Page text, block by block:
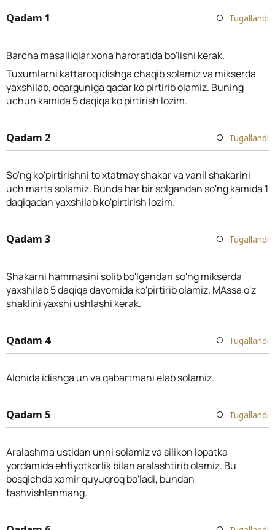
Qadam 1 Tugallandi
Barcha masalliqlar xona haroratida bo'lishi kerak.
Tuxumlarni kattaroq idishga chaqib solamiz va mikserda
yaxshilab, oqarguniga qadar ko'pirtirib olamiz. Buning
uchun kamida 5 daqiqa ko'pirtirish lozim.
Qadam 2 Tugallandi
So'ng ko'pirtirishni to'xtatmay shakar va vanil shakarini
uch marta solamiz. Bunda har bir solgandan so'ng kamida 1
daqiqadan yaxshilab ko'pirtirish lozim.
Qadam 3 Tugallandi
Shakarni hammasini solib bo'lgandan so'ng mikserda
yaxshilab 5 daqiqa davomida ko'pirtirib olamiz. MAssa o'z
shaklini yaxshi ushlashi kerak.
Qadam 4 Tugallandi
Alohida idishga un va qabartmani elab solamiz.
Qadam 5 Tugallandi
Aralashma ustidan unni solamiz va silikon lopatka
yordamida ehtiyotkorlik bilan aralashtirib olamiz. Bu
bosqichda xamir quyuqroq bo'ladi, bundan
tashvishlanmang.